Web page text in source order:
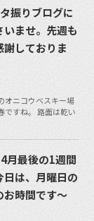
振りブログに
ませ。先週も
しておりま
オニコウベスキー場
ですね。 路面は乾い
月最後の1週間
は、月曜日の
お時間です〜